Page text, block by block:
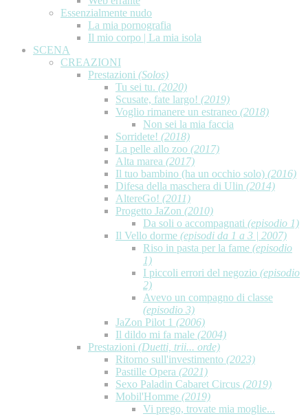
Essenzialmente nudo
La mia pornografia
Il mio corpo | La mia isola
SCENA
CREAZIONI
Prestazioni (Solos)
Tu sei tu. (2020)
Scusate, fate largo! (2019)
Voglio rimanere un estraneo (2018)
Non sei la mia faccia
Sorridete! (2018)
La pelle allo zoo (2017)
Alta marea (2017)
Il tuo bambino (ha un occhio solo) (2016)
Difesa della maschera di Ulin (2014)
AltereGo! (2011)
Progetto JaZon (2010)
Da soli o accompagnati (episodio 1)
Il Vello dorme (episodi da 1 a 3 | 2007)
Riso in pasta per la fame (episodio
1)
I piccoli errori del negozio (episodio
2)
Avevo un compagno di classe
(episodio 3)
JaZon Pilot 1 (2006)
Il dildo mi fa male (2004)
Prestazioni (Duetti, trii... orde)
Ritorno sull'investimento (2023)
Pastille Opera (2021)
Sexo Paladin Cabaret Circus (2019)
Mobil'Homme (2019)
Vi prego, trovate mia moglie...